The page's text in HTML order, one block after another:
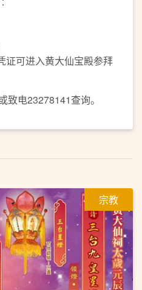
证可进入黄大仙宝殿参拜
致电23278141查询。
宗教